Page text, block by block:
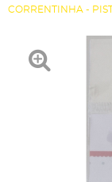
CORRENTINHA -